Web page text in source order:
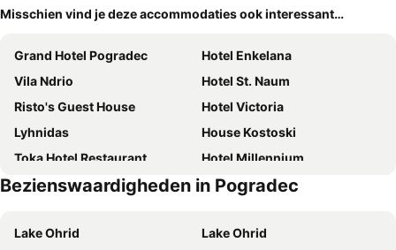
Misschien vind je deze accommodaties ook interessant…
Grand Hotel Pogradec
Hotel Enkelana
Vila Ndrio
Hotel St. Naum
Risto's Guest House
Hotel Victoria
Lyhnidas
House Kostoski
Toka Hotel Restaurant
Hotel Millennium
Hotel Hymeti's Palace
Perla Hotel
Hotel Belvedere
British Hotel Pogradec
Bezienswaardigheden in Pogradec
Lake Ohrid
Lake Ohrid